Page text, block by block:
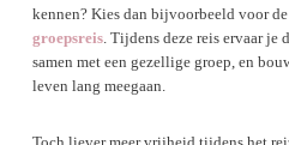
kennen? Kies dan bijvoorbeeld voor
groepsreis . Tijdens deze reis ervaar
samen met een gezellige groep, en
leven lang meegaan.